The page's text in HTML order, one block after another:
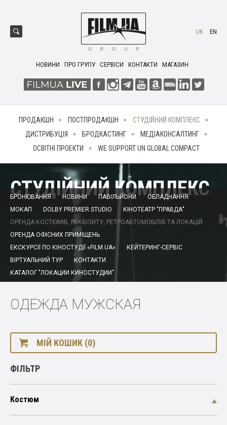
НОВИНИ ПРО ГРУПУ СЕРВІСИ КОНТАКТИ МАГАЗИН
UK EN
ПРОДАКШН ПОСТПРОДАКШН
СТУДІЙНИЙ КОМПЛЕКС
ДИСТРИБУЦІЯ
БРОДКАСТИНГ
МЕДІАКОНСАЛТИНГ
ОСВІТНІ ПРОЕКТИ
WE SUPPORT UN GLOBAL COMPACT
СТУДІЙНИЙ КОМПЛЕКС
БРОНЮВАННЯ НОВИНИ ПАВІЛЬЙОНИ
ОБЛАДНАННЯ
МОКАП
DOLBY PREMIER STUDIO
КІНОТЕАТР "ПРАВДА"
ОРЕНДА КОСТЮМІВ, РЕКВІЗИТУ, РЕТРОАВТОМОБІЛІВ ТА ЛОКАЦІЙ
ОРЕНДА ОФІСНИХ ПРИМІЩЕНЬ
ЕКСКУРСІЇ ПО КІНОСТУДІЇ «FILM.UA»
КЕЙТЕРИНГ-СЕРВІС
ВІРТУАЛЬНИЙ ТУР
КОНТАКТИ
КАТАЛОГ "ЛОКАЦИИ КИНОСТУДИИ"
ОДЕЖДА МУЖСКАЯ
МІЙ КОШИК (0)
ФІЛЬТР
Костюм